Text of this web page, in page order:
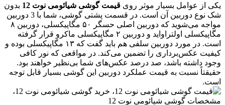
از عوامل بسیار موثر رویقیمت گوشی شیائومی نوت 12
بدون
شک نوع دوربین آن است. در قسمت پشتی گوشی، شما با 3 دوربین
مواجه می‌شوید که دوربین اصلی حسگر ۵۰ مگاپیکسلی، دوربین ۸
مگاپیکسلی اولتراواید و دوربین ۲ مگاپیکسلی ماکرو قرار گرفته
است. در مورد دوربین سلفی هم باید گفت که ۱۳ مگاپیکسلی بوده و
عکس‌برداری را تضمین می‌کند. در مواقعی که نور کافی
داشته باشد، صد درصد عکس‌های شما بی‌نظیر خواهند بود.
نسبت به قیمت عملکرد دوربین این گوشی بسیار قابل توجه